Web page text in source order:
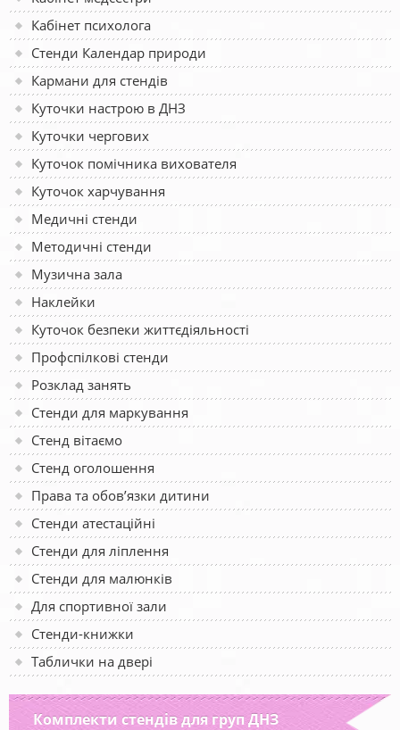
Кабінет психолога
Стенди Календар природи
Кармани для стендів
Куточки настрою в ДНЗ
Куточки чергових
Куточок помічника вихователя
Куточок харчування
Медичні стенди
Методичні стенди
Музична зала
Наклейки
Куточок безпеки життєдіяльності
Профспілкові стенди
Розклад занять
Стенди для маркування
Стенд вітаємо
Стенд оголошення
Права та обов’язки дитини
Стенди атестаційні
Стенди для ліплення
Стенди для малюнків
Для спортивної зали
Стенди-книжки
Таблички на двері
Комплекти стендів для груп ДНЗ